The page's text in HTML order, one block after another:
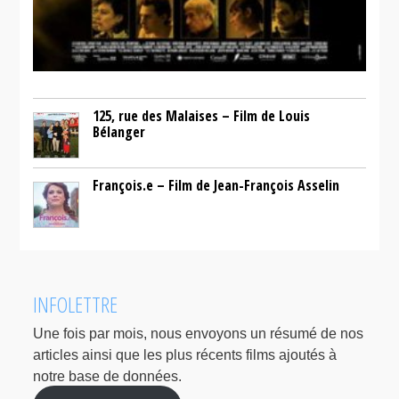
125, rue des Malaises – Film de Louis
Bélanger
François.e – Film de Jean-François Asselin
INFOLETTRE
Une fois par mois, nous envoyons un résumé de nos
articles ainsi que les plus récents films ajoutés à
notre base de données.